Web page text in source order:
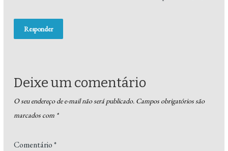
Responder
Deixe um comentário
O seu endereço de e-mail não será publicado. Campos obrigatórios são
marcados com *
Comentário*